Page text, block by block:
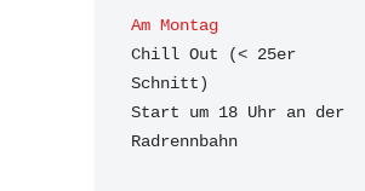
Am Montag
Chill Out (< 25er
Schnitt)
Start um 18 Uhr an der
Radrennbahn